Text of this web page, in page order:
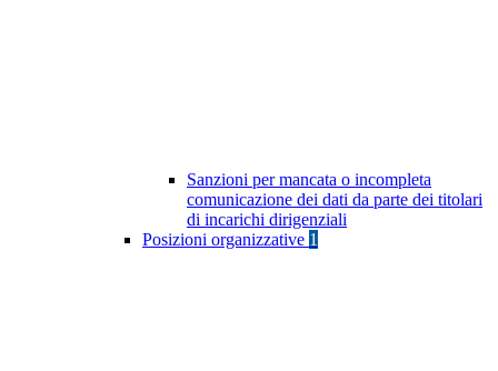
Sanzioni per mancata o incompleta
comunicazione dei dati da parte dei titolari
di incarichi dirigenziali
Posizioni organizzative 1